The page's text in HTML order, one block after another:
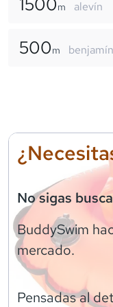
m alevín
500m benjamín
No sigas
BuddySwim
mercado.
Pensadas al